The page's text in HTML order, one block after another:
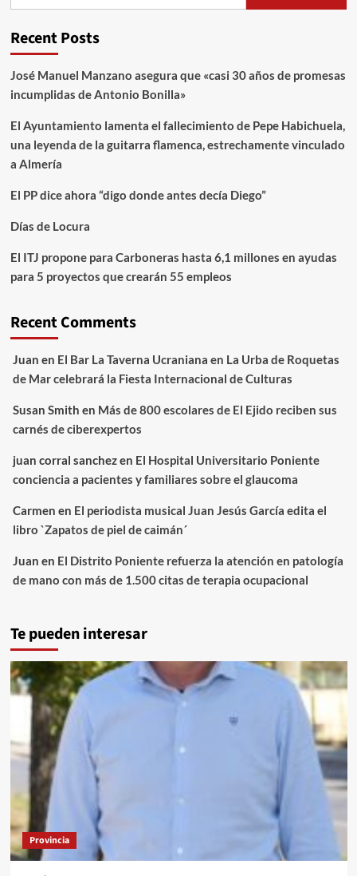
Recent Posts
José Manuel Manzano asegura que «casi 30 años de promesas
incumplidas de Antonio Bonilla»
El Ayuntamiento lamenta el fallecimiento de Pepe Habichuela,
una leyenda de la guitarra flamenca, estrechamente vinculado
a Almería
El PP dice ahora “digo donde antes decía Diego”
Días de Locura
El ITJ propone para Carboneras hasta 6,1 millones en ayudas
para 5 proyectos que crearán 55 empleos
Recent Comments
Juan en El Bar La Taverna Ucraniana en La Urba de Roquetas
de Mar celebrará la Fiesta Internacional de Culturas
Susan Smith en Más de 800 escolares de El Ejido reciben sus
carnés de ciberexpertos
juan corral sanchezen El Hospital Universitario Poniente
conciencia a pacientes y familiares sobre el glaucoma
Carmen en El periodista musical Juan Jesús García edita el
libro `Zapatos de piel de caimán´
Juan en El Distrito Poniente refuerza la atención en patología
de mano con más de 1.500 citas de terapia ocupacional
Te pueden interesar
Provincia